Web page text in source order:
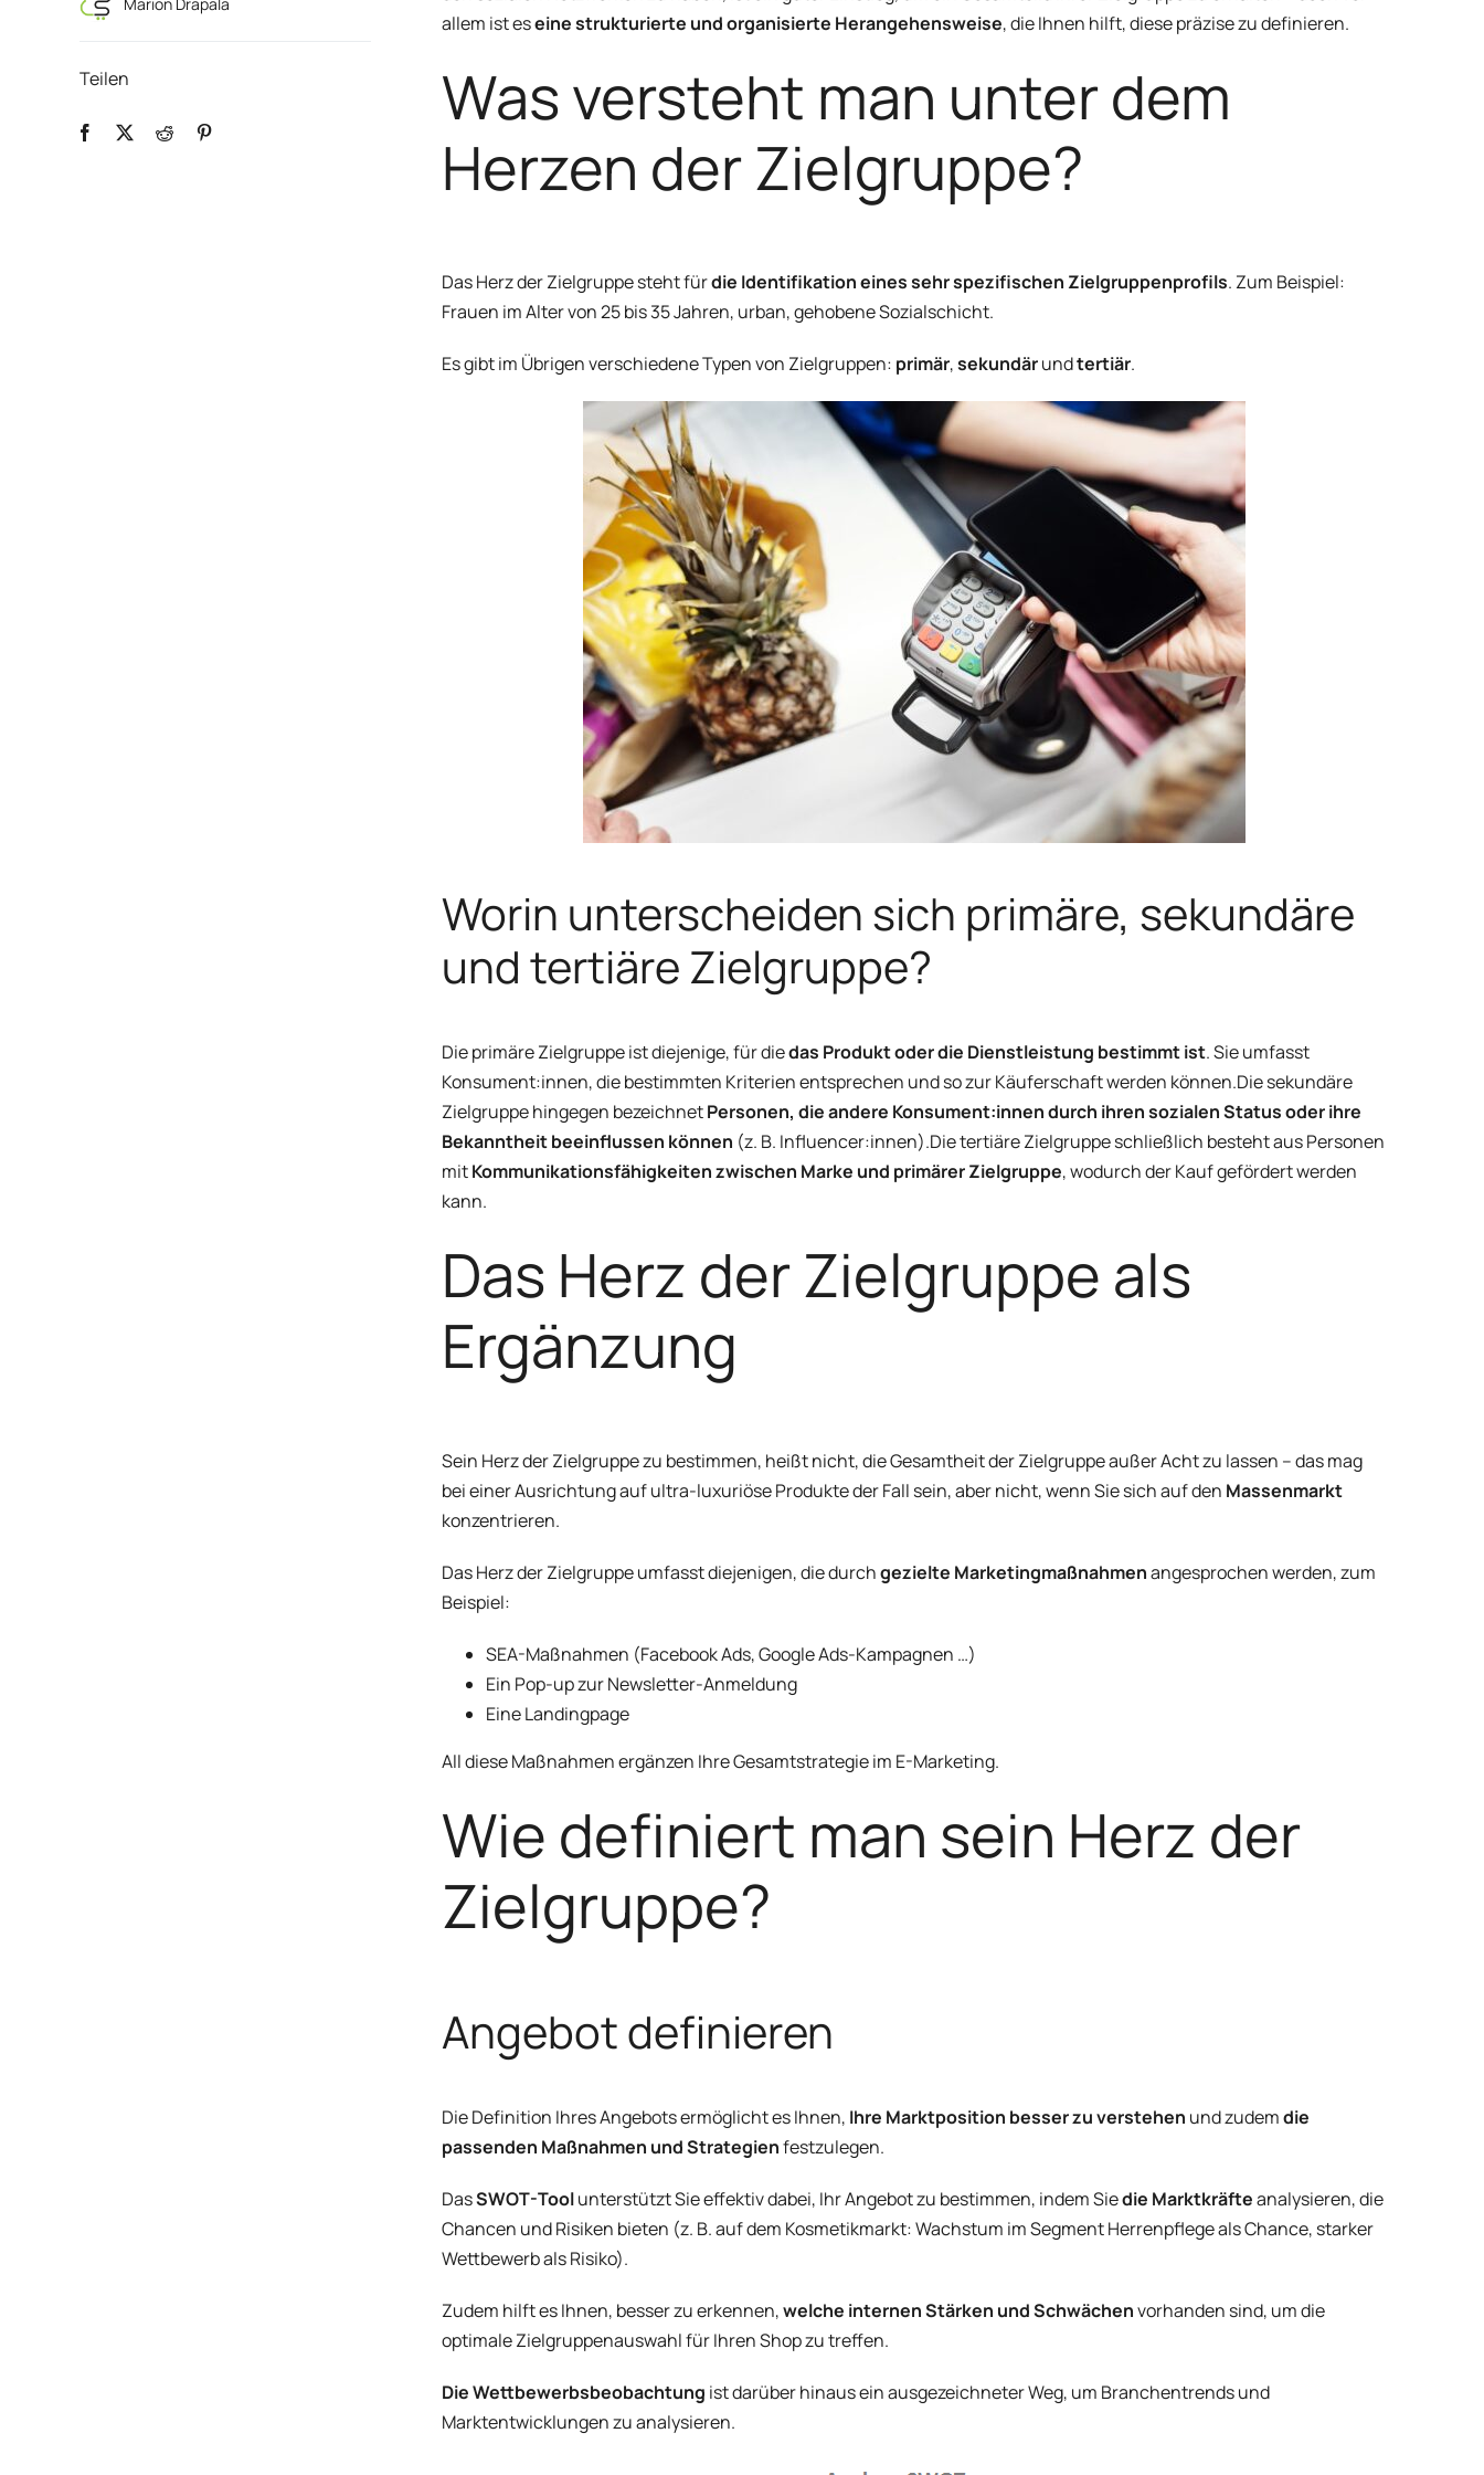
Teilen
allem ist eseine strukturierte und organisierte Herangehensweise,dieIhnen hilft, diese präzise zu definieren.
Was versteht man unter dem
Herzen der Zielgruppe?
Das Herz der Zielgruppe steht fürdie Identifikation eines sehr spezifischen Zielgruppenprofils. Zum Beispiel:
Frauen im Alter von 25 bis 35 Jahren, urban, gehobene Sozialschicht.
Es gibt im Übrigen verschiedene Typen von Zielgruppen: primär,sekundärundtertiär.
Worin unterscheiden sich primäre, sekundäre
und tertiäre Zielgruppe?
Die primäre Zielgruppe ist diejenige, für diedas Produkt oder die Dienstleistung bestimmt ist. Sie umfasst
Konsument:innen, die bestimmten Kriterien entsprechen und so zur Käuferschaft werden können.Die sekundäre
Zielgruppe hingegen bezeichnetPersonen, die andere Konsument:innen durch ihren sozialen Status oder ihre
Bekanntheit beeinflussen können (z. B. Influencer:innen).Die tertiäre Zielgruppe schließlich besteht aus Personen
mitKommunikationsfähigkeiten zwischen Marke und primärer Zielgruppe, wodurch der Kauf gefördert werden
kann.
Das Herz der Zielgruppe als
Ergänzung
Sein Herz der Zielgruppe zu bestimmen, heißt nicht, die Gesamtheit der Zielgruppe außer Acht zu lassen – das mag
bei einer Ausrichtung auf ultra-luxuriöse Produkte der Fall sein, aber nicht, wenn Sie sich auf den Massenmarkt
konzentrieren.
Das Herz der Zielgruppe umfasst diejenigen, die durchgezielte Marketingmaßnahmenangesprochen werden, zum
Beispiel:
SEA-Maßnahmen (Facebook Ads, Google Ads-Kampagnen …)
Ein Pop-up zur Newsletter-Anmeldung
Eine Landingpage
All diese Maßnahmen ergänzen Ihre Gesamtstrategie im E-Marketing.
Wie definiert man sein Herz der
Zielgruppe?
Angebot definieren
Die Definition Ihres Angebots ermöglicht es Ihnen, Ihre Marktposition besser zu verstehen und zudemdie
passenden Maßnahmen und Strategienfestzulegen.
DasSWOT-Toolunterstützt Sie effektiv dabei, Ihr Angebot zu bestimmen, indem Siedie Marktkräfteanalysieren, die
Chancen und Risiken bieten (z. B. auf dem Kosmetikmarkt: Wachstum im Segment Herrenpflege als Chance, starker
Wettbewerb als Risiko).
Zudem hilft es Ihnen, besser zu erkennen,welche internen Stärken und Schwächenvorhanden sind, um die
optimale Zielgruppenauswahl für Ihren Shop zu treffen.
Die Wettbewerbsbeobachtung ist darüber hinaus ein ausgezeichneter Weg, um Branchentrends und
Marktentwicklungen zu analysieren.